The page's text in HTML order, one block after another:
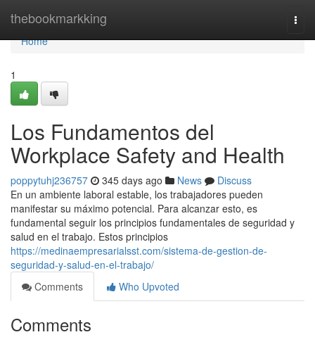
thebookmarkking
Home
Home
1
Los Fundamentos del
Workplace Safety and Health
poppytuhj236757 345 days ago News
Discuss
En un ambiente laboral estable, los trabajadores pueden
manifestar su máximo potencial. Para alcanzar esto, es
fundamental seguir los principios fundamentales de seguridad y
salud en el trabajo. Estos principios
https://medinaempresarialsst.com/sistema-de-gestion-de-
seguridad-y-salud-en-el-trabajo/
Comments
Who Upvoted
Comments